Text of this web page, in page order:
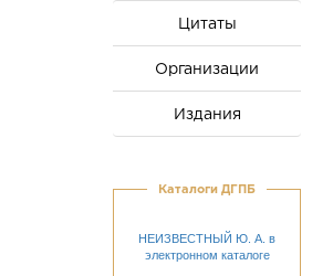
Цитаты
Организации
Издания
Каталоги ДГПБ
НЕИЗВЕСТНЫЙ Ю. А. в
электронном каталоге